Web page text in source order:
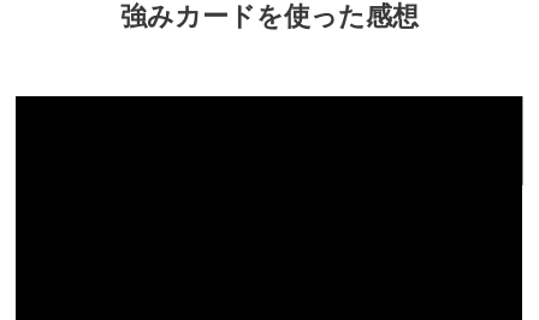
強みカードを使った感想